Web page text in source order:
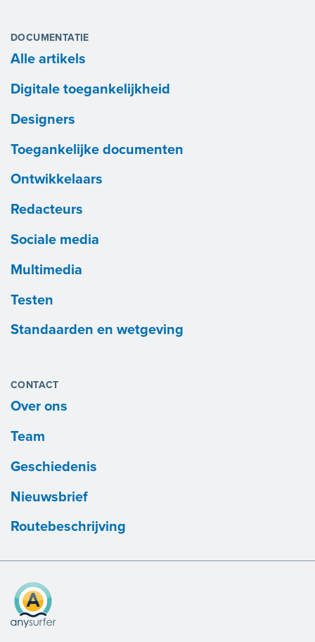
DOCUMENTATIE
Alle artikels
Digitale toegankelijkheid
Designers
Toegankelijke documenten
Ontwikkelaars
Redacteurs
Sociale media
Multimedia
Testen
Standaarden en wetgeving
CONTACT
Over ons
Team
Geschiedenis
Nieuwsbrief
Routebeschrijving